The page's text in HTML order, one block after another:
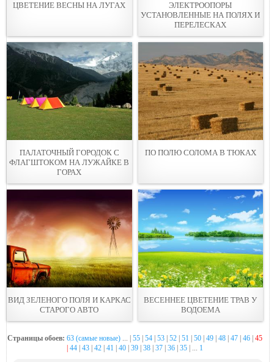
ЦВЕТЕНИЕ ВЕСНЫ НА ЛУГАХ
ЭЛЕКТРООПОРЫ
УСТАНОВЛЕННЫЕ НА ПОЛЯХ И
ПЕРЕЛЕСКАХ
ПАЛАТОЧНЫЙ ГОРОДОК С
ФЛАГШТОКОМ НА ЛУЖАЙКЕ В
ГОРАХ
ПО ПОЛЮ СОЛОМА В ТЮКАХ
ВИД ЗЕЛЕНОГО ПОЛЯ И КАРКАС
СТАРОГО АВТО
ВЕСЕННЕЕ ЦВЕТЕНИЕ ТРАВ У
ВОДОЕМА
Страницы обоев: 63 (самые новые) ... | 55 54 53 52 51 50 49 48 47 46 45
44 43 42 41 40 39 38 37 36 35 | ... 1